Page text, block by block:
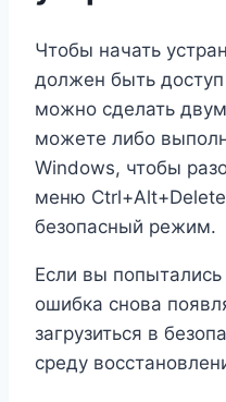
Чтобы начать
должен быть
можно сделать
можете либо
Windows, чтобы
меню
безопасный режим.
Если вы попытались
ошибка снова
загрузиться в
среду